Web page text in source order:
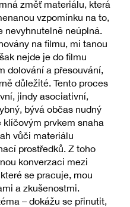
změť materiálu, která
vzpomínku na to,
neúplná.
na filmu, mi tanou
nejde je do filmu
dolování a přesouvání,
důležité. Tento proces
jindy asociativní,
bývá občas nudný
prvkem snaha
vůči materiálu
prostředků. Z toho
konverzaci mezi
se pracuje, mou
a zkušenostmi.
– dokážu se přinutit,